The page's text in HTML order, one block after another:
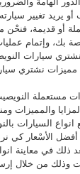
يريد تغيير
أو قديمة، فنحْن
بك، وإتمام
سيارات
نشتري
مستعملة النويصيب
والمميزات
السيارات
أفضل الأسْعار كي
ذلك في معاينة
وذلك من خلال